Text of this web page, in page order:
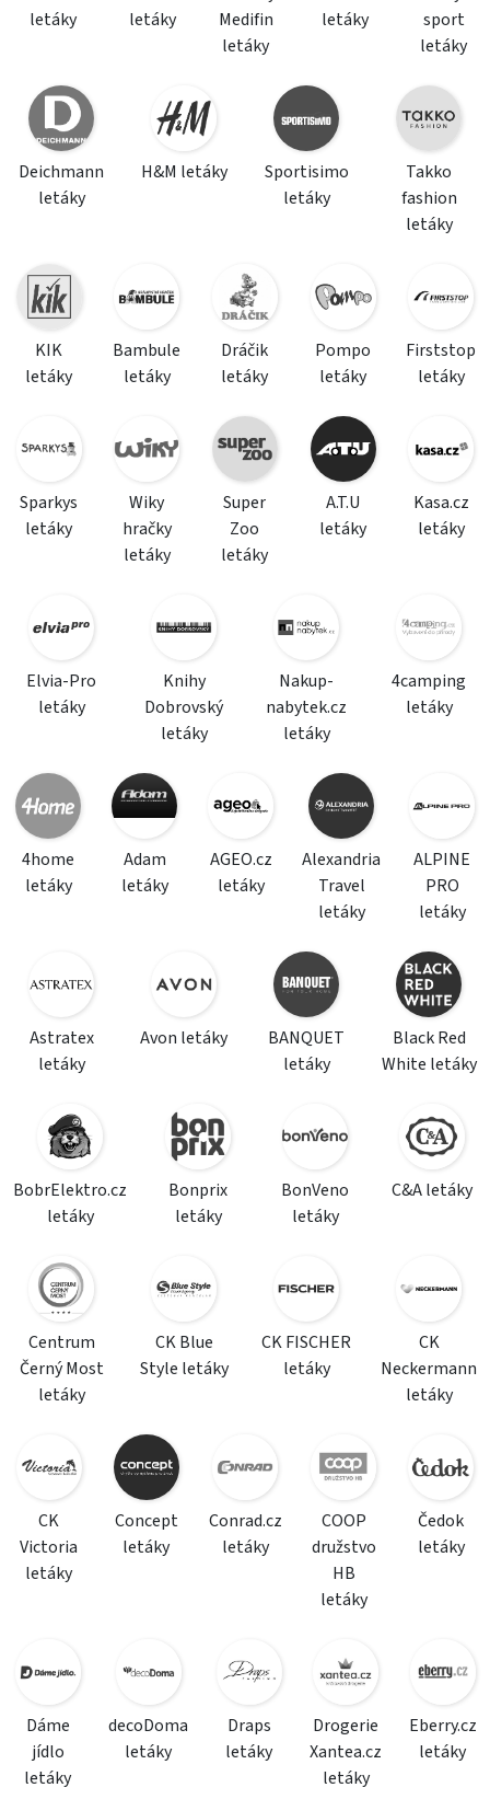
letáky
letáky
Medifin
letáky
letáky
sport
letáky
Deichmann
letáky
H&M letáky
Sportisimo
letáky
Takko
fashion
letáky
KIK
letáky
Bambule
letáky
Dráčik
letáky
Pompo
letáky
Firststop
letáky
Sparkys
letáky
Wiky
hračky
letáky
Super
Zoo
letáky
A.T.U
letáky
Kasa.cz
letáky
Elvia-Pro
letáky
Knihy
Dobrovský
letáky
Nakup-
nabytek.cz
letáky
4camping
letáky
4home
letáky
Adam
letáky
AGEO.cz
letáky
Alexandria
Travel
letáky
ALPINE
PRO
letáky
Astratex
letáky
Avon letáky
BANQUET
letáky
Black Red
White letáky
BobrElektro.cz
letáky
Bonprix
letáky
BonVeno
letáky
C&A letáky
Centrum
Černý Most
letáky
CK Blue
Style letáky
CK FISCHER
letáky
CK
Neckermann
letáky
CK
Victoria
letáky
Concept
letáky
Conrad.cz
letáky
COOP
družstvo
HB
letáky
Čedok
letáky
Dáme
jídlo
letáky
decoDoma
letáky
Draps
letáky
Drogerie
Xantea.cz
letáky
Eberry.cz
letáky